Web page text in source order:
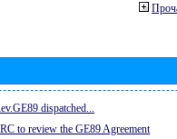
dispatched...
to review the GE89 Agreement